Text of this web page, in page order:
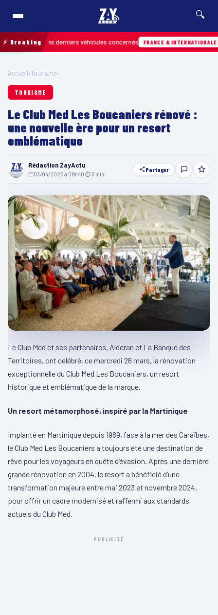
🔍
⚡ Breaking
les derniers véhicules concernés FRANCE & INTERNATIONALE Hier
Accueil›Tourisme›
TOURISME
Le Club Med Les Boucaniers rénové :
une nouvelle ère pour un resort
emblématique
Rédaction ZayActu
03/04/2025 à 09h40 ⏱ 3 min
Partager
Le Club Med et ses partenaires, Alderan et La Banque des
Territoires, ont célébré, ce mercredi 26 mars, la rénovation
exceptionnelle du Club Med Les Boucaniers, un resort
historique et emblématique de la marque.
Un resort métamorphosé, inspiré par la Martinique
Implanté en Martinique depuis 1969, face à la mer des Caraïbes,
le Club Med Les Boucaniers a toujours été une destination de
rêve pour les voyageurs en quête d’évasion. Après une dernière
grande rénovation en 2004, le resort a bénéficié d’une
transformation majeure entre mai 2023 et novembre 2024,
pour offrir un cadre modernisé et raffermi aux standards
actuels du Club Med.
PUBLICITÉ